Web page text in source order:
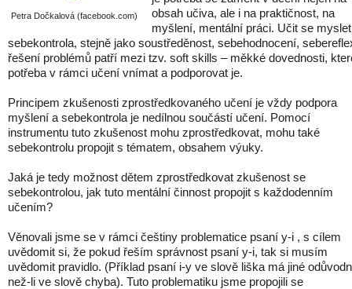
Petra Dočkalová (facebook.com)
obsah učiva, ale i na praktičnost, na
myšlení, mentální práci. Učit se
sebekontrola, stejně jako soustředěnost, sebehodnocení,
řešení problémů patří mezi tzv. soft skills – měkké dovednosti,
potřeba v rámci učení vnímat a podporovat je.
Principem zkušenosti zprostředkovaného učení je vždy podpora
myšlení a sebekontrola je nedílnou součástí učení. Pomocí
instrumentu tuto zkušenost mohu zprostředkovat, mohu také
sebekontrolu propojit s tématem, obsahem výuky.
Jaká je tedy možnost dětem zprostředkovat zkušenost se
sebekontrolou, jak tuto mentální činnost propojit s každodenním
učením?
Věnovali jsme se v rámci češtiny problematice psaní y-i , s cílem
uvědomit si, že pokud řeším správnost psaní y-i, tak si musím
uvědomit pravidlo. (Příklad psaní i-y ve slově liška má jiné
než-li ve slově chyba). Tuto problematiku jsme propojili se